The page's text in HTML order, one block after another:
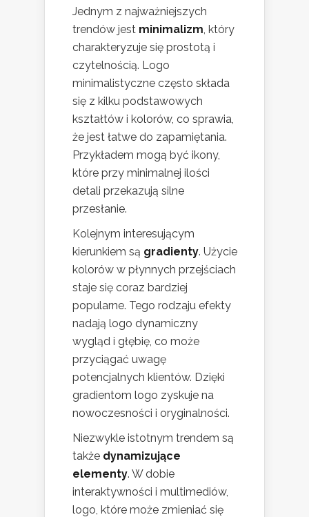
Jednym z najważniejszych
trendów jest minimalizm , który
charakteryzuje się prostotą i
czytelnością. Logo
minimalistyczne często składa
się z kilku podstawowych
kształtów i kolorów, co sprawia,
że jest łatwe do zapamiętania.
Przykładem mogą być ikony,
które przy minimalnej ilości
detali przekazują silne
przesłanie.
Kolejnym interesującym
kierunkiem są gradienty. Użycie
kolorów w płynnych przejściach
staje się coraz bardziej
popularne. Tego rodzaju efekty
nadają logo dynamiczny
wygląd i głębię, co może
przyciągać uwagę
potencjalnych klientów. Dzięki
gradientom logo zyskuje na
nowoczesności i oryginalności.
Niezwykle istotnym trendem są
także dynamizujące
elementy. W dobie
interaktywności i multimediów,
logo, które może zmieniać się